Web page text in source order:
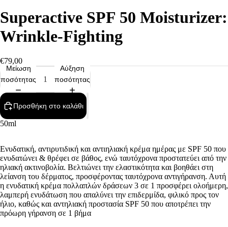
Superactive SPF 50 Moisturizer:
Wrinkle-Fighting
€79,00
Μείωση
ποσότητας
Αύξηση
ποσότητας
Προσθήκη στο καλάθι
50ml
Ενυδατική, αντιρυτιδική και αντιηλιακή κρέμα ημέρας με SPF 50 που
ενυδατώνει & θρέφει σε βάθος, ενώ ταυτόχρονα προστατεύει από την
ηλιακή ακτινοβολία. Βελτιώνει την ελαστικότητα και βοηθάει στη
λείανση του δέρματος, προσφέροντας ταυτόχρονα αντιγήρανση. Αυτή
η ενυδατική κρέμα πολλαπλών δράσεων 3 σε 1 προσφέρει ολοήμερη,
λαμπερή ενυδάτωση που απαλύνει την επιδερμίδα, φιλικό προς τον
ήλιο, καθώς και αντηλιακή προστασία SPF 50 που αποτρέπει την
πρόωρη γήρανση σε 1 βήμα